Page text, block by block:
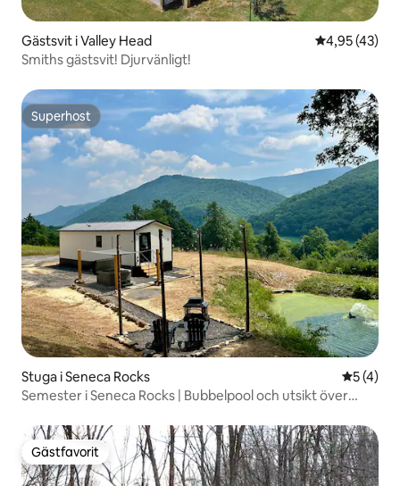
Gästsvit i Valley Head 4,95 av 5 i
4,95 (43)
Smiths gästsvit! Djurvänligt!
Superhost
Superhost
Stuga i Seneca Rocks 5 av 5 i
5 (4)
Semester i Seneca Rocks | Bubbelpool och utsikt över
Gästfavorit
Gästfavorit